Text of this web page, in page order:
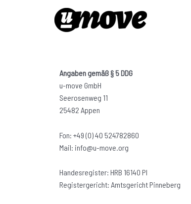
Angaben gemäß § 5 DDG
u-move GmbH
Seerosenweg 11
25482 Appen
Fon: +49 (0) 40 524782860
Mail: info@u-move.org
Handesregister: HRB 16140 PI
Registergericht: Amtsgericht Pinneberg